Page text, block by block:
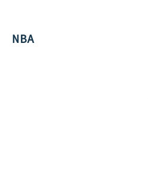
NBA